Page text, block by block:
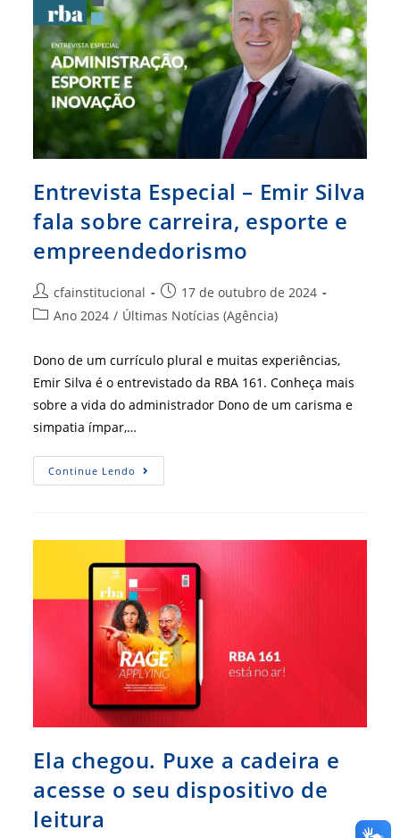
Dinâmicas
Empresariais
Entrevista Especial – Emir Silva
fala sobre carreira, esporte e
empreendedorismo
Autor
do
cfainstitucional
Post
publicado:
17 de outubro de 2024
Categoria
post:
Ano 2024 / Últimas Notícias (Agência)
Dono de um currículo plural e muitas experiências,
Emir Silva é o entrevistado da RBA 161. Conheça mais
sobre a vida do administrador Dono de um carisma e
simpatia ímpar,…
Continue Lendo Entrevista
Especial
Sobre
Carreira,
Esporte
E
Empreendedorismo
Ela chegou. Puxe a cadeira e
acesse o seu dispositivo de
leitura